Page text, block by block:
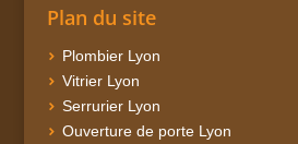
Plan du site
Plombier Lyon
Vitrier Lyon
Serrurier Lyon
Ouverture de porte Lyon